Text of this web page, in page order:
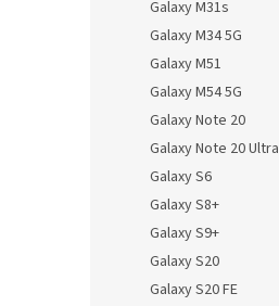
Galaxy M31s
Galaxy M34 5G
Galaxy M51
Galaxy M54 5G
Galaxy Note 20
Galaxy Note 20 Ultra
Galaxy S6
Galaxy S8+
Galaxy S9+
Galaxy S20
Galaxy S20 FE